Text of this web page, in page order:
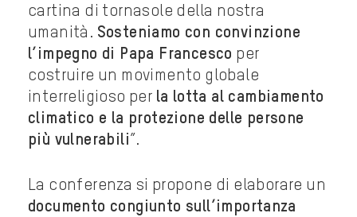
cartina di tornasole della nostra
umanità. Sosteniamo con convinzione
l’impegno di Papa Francesco per
costruire un movimento globale
interreligioso per la lotta al cambiamento
climatico e la protezione delle persone
più vulnerabili”.
La conferenza si propone di elaborare un
documento congiunto sull’importanza